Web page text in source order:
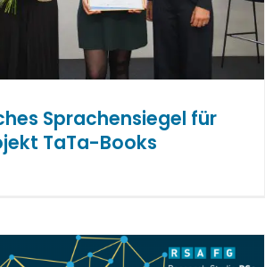
Sprachensiegel für
TaTa-Books